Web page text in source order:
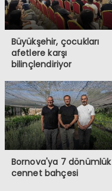
Büyükşehir, çocukları
afetlere karşı
bilinçlendiriyor
Bornova'ya 7 dönümlük
cennet bahçesi